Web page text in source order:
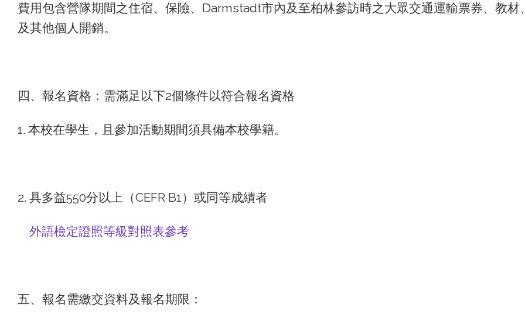
費用包含營隊期間之住宿、保險、Darmstadt市內及至柏林參訪時之大眾交通運輸票券、教
及其他個人開銷。
四、報名資格：需滿足以下2個條件以符合報名資格
1. 本校在學生，且參加活動期間須具備本校學籍。
2. 具多益550分以上（CEFR B1）或同等成績者
外語檢定證照等級對照表參考
五、報名需繳交資料及報名期限：